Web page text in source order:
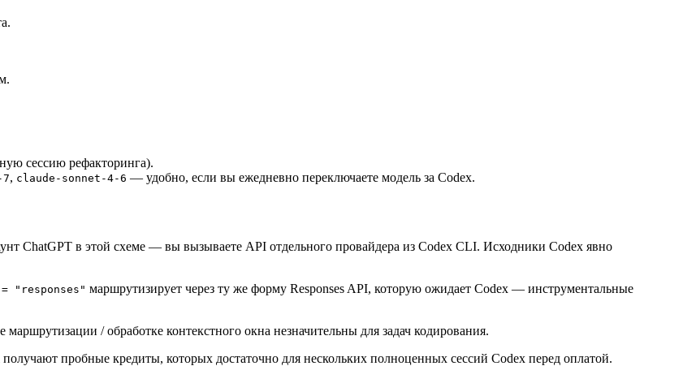
сессию рефакторинга).
, claude-sonnet-4-6 — удобно, если вы ежедневно переключаете модель за Codex.
ChatGPT в этой схеме — вы вызываете API отдельного провайдера из Codex CLI. Исходники Codex явно
"responses" маршрутизирует через ту же форму Responses API, которую ожидает Codex — инструментальные
маршрутизации / обработке контекстного окна незначительны для задач кодирования.
пробные кредиты, которых достаточно для нескольких полноценных сессий Codex перед оплатой.